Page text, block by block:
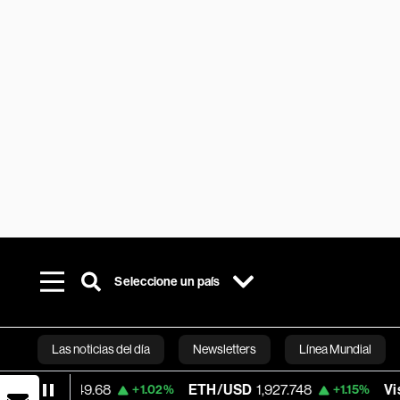
Seleccione un país
Las noticias del día Newsletters Línea Mundial
Bloomberg
+1.02% ETH/USD 1,927.748 +1.15% Visa 370.47